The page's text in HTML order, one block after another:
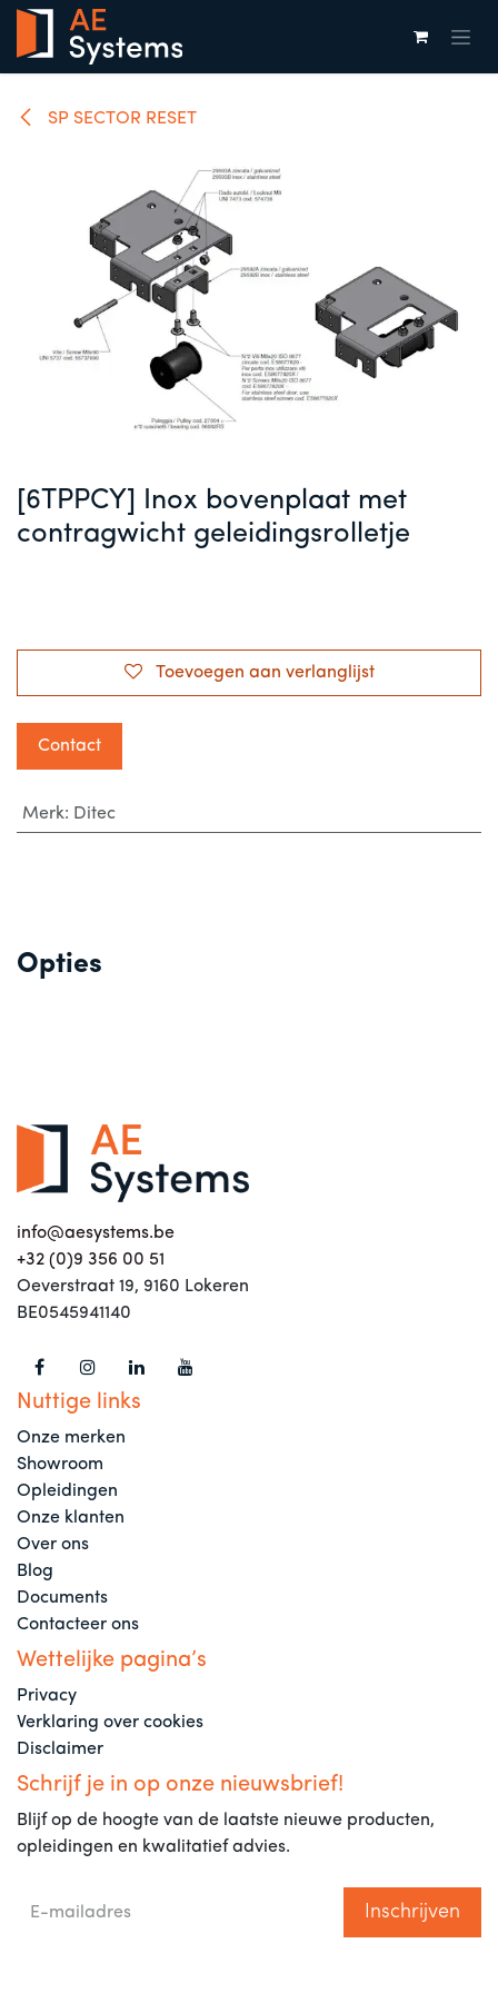
Overslaan naar inhoud
SP SECTOR RESET
[6TPPCY] Inox bovenplaat met
contragwicht geleidingsrolletje
Toevoegen aan verlanglijst
Contact
Merk: Ditec
Opties
info@aesystems.be
+32 (0)9 356 00 51
Oeverstraat 19, 9160 Lokeren
BE0545941140
Nuttige links
Onze merken
Showroom
Opleidingen
Onze klanten
Over ons
Blog
Documents
Contacteer ons
Wettelijke pagina’s
Privacy
Verklaring over cookies
Disclaimer
Schrijf je in op onze nieuwsbrief!
Blijf op de hoogte van de laatste nieuwe producten,
opleidingen en kwalitatief advies.
Inschrijven